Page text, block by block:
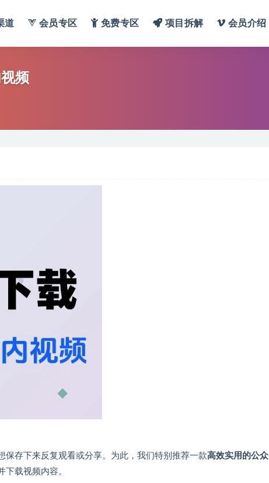
道 会员专区 免费专区 项目拆解 会员介绍
频
存下来反复观看或分享。为此，我们特别推荐一款高效实用的公众
下载视频内容。